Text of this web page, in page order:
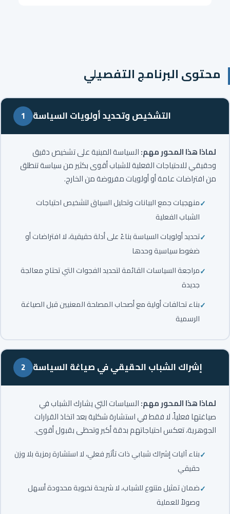
محتوى البرنامج التفصيلي
1 التشخيص وتحديد أولويات السياسة
لماذا هذا المحور مهم:السياسة المبنية على تشخيص دقيق
وحقيقي للاحتياجات الفعلية للشباب أقوى بكثير من سياسة تنطلق
من افتراضات عامة أو أولويات مفروضة من الخارج.
منهجيات جمع البيانات وتحليل السياق لتشخيص احتياجات
الشباب الفعلية
تحديد أولويات السياسة بناءً على أدلة حقيقية، لا افتراضات أو
ضغوط سياسية وحدها
مراجعة السياسات القائمة لتحديد الفجوات التي تحتاج معالجة
جديدة
بناء تحالفات أولية مع أصحاب المصلحة المعنيين قبل الصياغة
الرسمية
2 إشراك الشباب الحقيقي في صياغة السياسة
لماذا هذا المحور مهم:السياسات التي يشارك الشباب في
صياغتها فعلياً، لا فقط في استشارة شكلية بعد اتخاذ القرارات
الجوهرية، تعكس احتياجاتهم بدقة أكبر وتحظى بقبول أقوى.
بناء آليات إشراك شبابي ذات تأثير فعلي، لا استشارة رمزية بلا وزن
حقيقي
ضمان تمثيل متنوع للشباب، لا شريحة نخبوية محدودة أسهل
وصولاً للعملية